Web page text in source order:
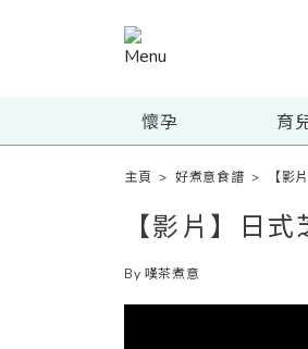
懷孕 育
主頁 >好煮意食譜 > 【影
【影片】日
By 嘆茶煮意